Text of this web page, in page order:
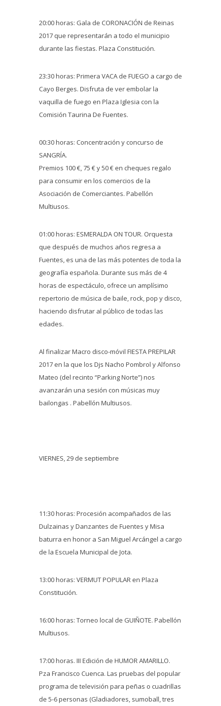
20:00 horas: Gala de CORONACIÓN de Reinas
2017 que representarán a todo el municipio
durante las fiestas. Plaza Constitución.
23:30 horas: Primera VACA de FUEGO a cargo de
Cayo Berges. Disfruta de ver embolar la
vaquilla de fuego en Plaza Iglesia con la
Comisión Taurina De Fuentes.
00:30 horas: Concentración y concurso de
SANGRÍA.
Premios 100 €, 75 € y 50 € en cheques regalo
para consumir en los comercios de la
Asociación de Comerciantes. Pabellón
Multiusos.
01:00 horas: ESMERALDA ON TOUR. Orquesta
que después de muchos años regresa a
Fuentes, es una de las más potentes de toda la
geografía española. Durante sus más de 4
horas de espectáculo, ofrece un amplísimo
repertorio de música de baile, rock, pop y disco,
haciendo disfrutar al público de todas las
edades.
Al finalizar Macro disco-móvil FIESTA PREPILAR
2017 en la que los Djs Nacho Pombrol y Alfonso
Mateo (del recinto “Parking Norte”) nos
avanzarán una sesión con músicas muy
bailongas . Pabellón Multiusos.
VIERNES, 29 de septiembre
11:30 horas: Procesión acompañados de las
Dulzainas y Danzantes de Fuentes y Misa
baturra en honor a San Miguel Arcángel a cargo
de la Escuela Municipal de Jota.
13:00 horas: VERMUT POPULAR en Plaza
Constitución.
16:00 horas: Torneo local de GUIÑOTE. Pabellón
Multiusos.
17:00 horas. III Edición de HUMOR AMARILLO.
Pza Francisco Cuenca. Las pruebas del popular
programa de televisión para peñas o cuadrillas
de 5-6 personas (Gladiadores, sumoball, tres